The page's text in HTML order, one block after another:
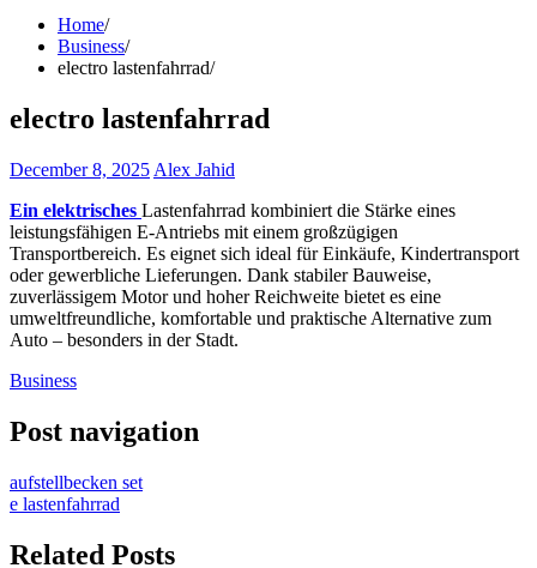
Home
Business
electro lastenfahrrad
electro lastenfahrrad
December 8, 2025 Alex Jahid
Ein elektrisches Lastenfahrrad kombiniert die Stärke eines
leistungsfähigen E-Antriebs mit einem großzügigen
Transportbereich. Es eignet sich ideal für Einkäufe, Kindertransport
oder gewerbliche Lieferungen. Dank stabiler Bauweise,
zuverlässigem Motor und hoher Reichweite bietet es eine
umweltfreundliche, komfortable und praktische Alternative zum
Auto – besonders in der Stadt.
Business
Post navigation
aufstellbecken set
e lastenfahrrad
Related Posts